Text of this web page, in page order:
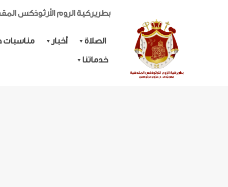
بطريركية الروم الأرثوذكس
الصلاة أخبار مناسبات
خدماتنا